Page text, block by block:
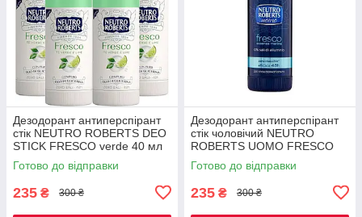
Дезодорант антиперспірант
стік NEUTRO ROBERTS DEO
STICK FRESCO verde 40 мл
Готово до відправки
235 ₴ 300 ₴
Дезодорант антиперспірант
стік чоловічий NEUTRO
ROBERTS UOMO FRESCO
STICK 40 мл
Готово до відправки
235 ₴ 300 ₴